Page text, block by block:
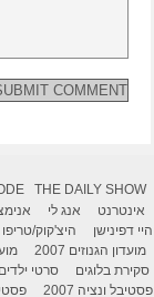
THE DAILY SHOW
אינטרנט
אנג לי
היי דפינישן
היצ'קוק/טריפו
מועדון הגנוזים 2007
סקירת בלוגים
סרטי ילדים
פסטיבל ונציה 2007